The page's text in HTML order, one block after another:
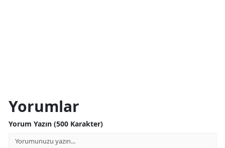
Yorumlar
Yorum Yazın (500 Karakter)